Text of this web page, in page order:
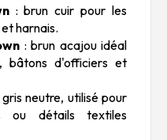
: brun cuir pour les
harnais.
: brun acajou idéal
bâtons d'officiers et
neutre, utilisé pour
ou détails textiles